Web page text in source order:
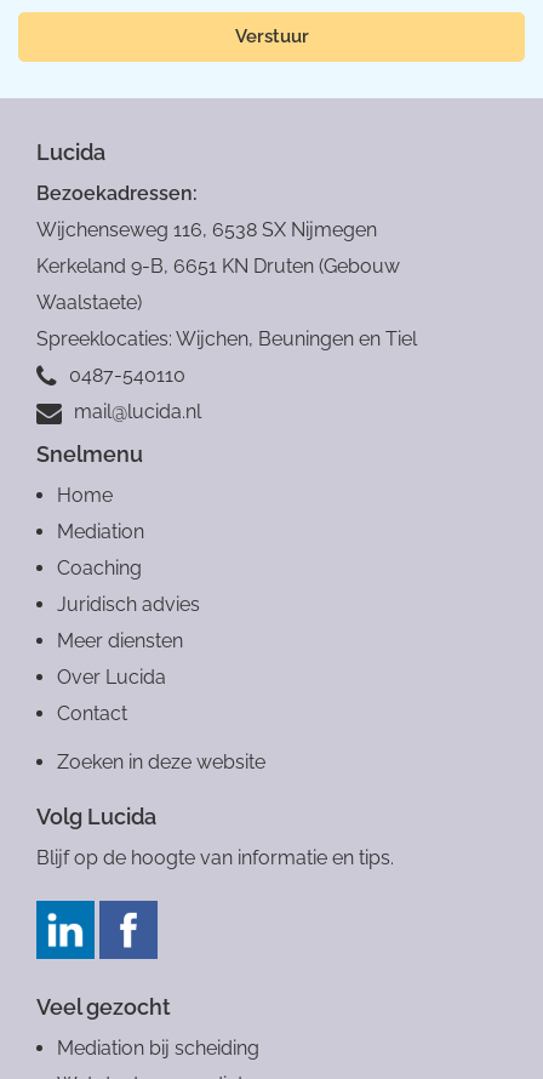
Verstuur
Lucida
Bezoekadressen:
Wijchenseweg 116, 6538 SX Nijmegen
Kerkeland 9-B, 6651 KN Druten (Gebouw
Waalstaete)
Spreeklocaties: Wijchen, Beuningen en Tiel
0487-540110
mail@lucida.nl
Snelmenu
Home
Mediation
Coaching
Juridisch advies
Meer diensten
Over Lucida
Contact
Zoeken in deze website
Volg Lucida
Blijf op de hoogte van informatie en tips.
Veel gezocht
Mediation bij scheiding